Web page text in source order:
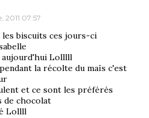
2011 07:57
les biscuits ces jours-ci
aujourd'hui Lolllll
la récolte du maïs c'est
et ce sont les préférés
de chocolat
Lollll